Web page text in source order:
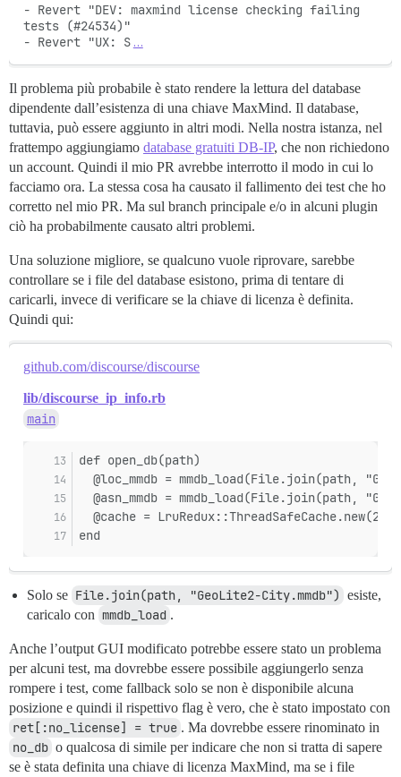
- Revert "DEV: maxmind license checking failing
tests (#24534)"
- Revert "UX: S …
Il problema più probabile è stato rendere la lettura del database
dipendente dall’esistenza di una chiave MaxMind. Il database,
tuttavia, può essere aggiunto in altri modi. Nella nostra istanza, nel
frattempo aggiungiamo database gratuiti DB-IP, che non richiedono
un account. Quindi il mio PR avrebbe interrotto il modo in cui lo
facciamo ora. La stessa cosa ha causato il fallimento dei test che ho
corretto nel mio PR. Ma sul branch principale e/o in alcuni plugin
ciò ha probabilmente causato altri problemi.
Una soluzione migliore, se qualcuno vuole riprovare, sarebbe
controllare se i file del database esistono, prima di tentare di
caricarli, invece di verificare se la chiave di licenza è definita.
Quindi qui:
github.com/discourse/discourse
lib/discourse_ip_info.rb
main
def open_db(path)
@loc_mmdb = mmdb_load(File.join(path,
@asn_mmdb = mmdb_load(File.join(path,
@cache =
end
Solo se File.join(path, "GeoLite2-City.mmdb") esiste,
caricalo con mmdb_load .
Anche l’output GUI modificato potrebbe essere stato un problema
per alcuni test, ma dovrebbe essere possibile aggiungerlo senza
rompere i test, come fallback solo se non è disponibile alcuna
posizione e quindi il rispettivo flag è vero, che è stato impostato con
ret[:no_license] = true . Ma dovrebbe essere rinominato in
no_db o qualcosa di simile per indicare che non si tratta di sapere
se è stata definita una chiave di licenza MaxMind, ma se i file